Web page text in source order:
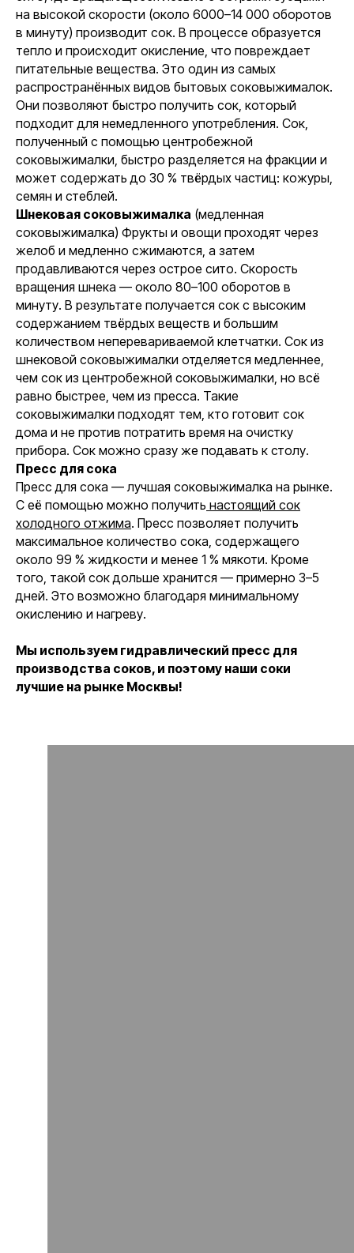
на высокой скорости (около 6000–14 000 оборотов
в минуту) производит сок. В процессе образуется
тепло и происходит окисление, что повреждает
питательные вещества. Это один из самых
распространённых видов бытовых соковыжималок.
Они позволяют быстро получить сок, который
подходит для немедленного употребления. Сок,
полученный с помощью центробежной
соковыжималки, быстро разделяется на фракции и
может содержать до 30 % твёрдых частиц: кожуры,
семян и стеблей.
Шнековая соковыжималка (медленная
соковыжималка) Фрукты и овощи проходят через
желоб и медленно сжимаются, а затем
продавливаются через острое сито. Скорость
вращения шнека — около 80–100 оборотов в
минуту. В результате получается сок с высоким
содержанием твёрдых веществ и большим
количеством неперевариваемой клетчатки. Сок из
шнековой соковыжималки отделяется медленнее,
чем сок из центробежной соковыжималки, но всё
равно быстрее, чем из пресса. Такие
соковыжималки подходят тем, кто готовит сок
дома и не против потратить время на очистку
прибора. Сок можно сразу же подавать к столу.
Пресс для сока
Пресс для сока — лучшая соковыжималка на рынке.
С её помощью можно получить настоящий сок
холодного отжима. Пресс позволяет получить
максимальное количество сока, содержащего
около 99 % жидкости и менее 1 % мякоти. Кроме
того, такой сок дольше хранится — примерно 3–5
дней. Это возможно благодаря минимальному
окислению и нагреву.
Мы используем гидравлический пресс для
производства соков, и поэтому наши соки
лучшие на рынке Москвы!